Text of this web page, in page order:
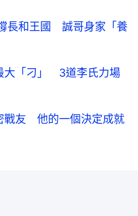
長和王國 誠哥身家「養
大「刁」 3道李氏力場
戰友 他的一個決定成就